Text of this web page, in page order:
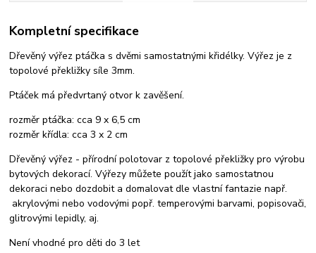
Kompletní specifikace
Dřevěný výřez ptáčka s dvěmi samostatnými křidélky. Výřez je z
topolové překližky síle 3mm.
Ptáček má předvrtaný otvor k zavěšení.
rozměr ptáčka: cca 9 x 6,5 cm
rozměr křídla: cca 3 x 2 cm
Dřevěný výřez - přírodní polotovar z topolové překližky pro výrobu
bytových dekorací. Výřezy můžete použít jako samostatnou
dekoraci nebo dozdobit a domalovat dle vlastní fantazie např.
akrylovými nebo vodovými popř. temperovými barvami, popisovači,
glitrovými lepidly, aj.
Není vhodné pro děti do 3 let